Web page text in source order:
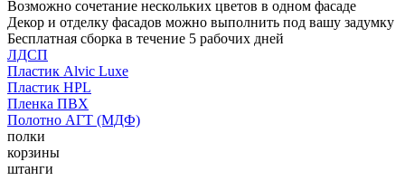
Возможно сочетание нескольких цветов в одном фасаде
Декор и отделку фасадов можно выполнить под вашу задумку
Бесплатная сборка в течение 5 рабочих дней
ЛДСП
Пластик Alvic Luxe
Пластик HPL
Пленка ПВХ
Полотно АГТ (МДФ)
полки
корзины
штанги